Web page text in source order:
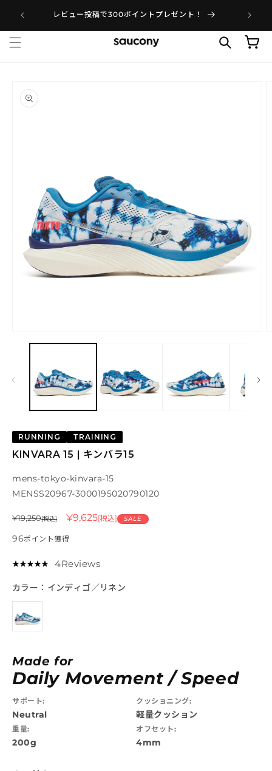
レビュー投稿で300ポイントプレゼント！ メンバ
SAUCONY（サッカニー）
カート
RUNNING TRAINING
KINVARA 15 | キンバラ15
mens-tokyo-kinvara-15
MENSS20967-300SKU:
0195020790120
通常価格
¥19,250[税込] セール価格
¥9,625[税込] SALE
96ポイント獲得
★★★★★
★★★★★ 4Reviews
カラー： インディゴ／リネン
Made for
Daily Movement / Speed
サポート:
Neutral
クッショニング:
軽量クッション
重量:
200g
オフセット:
4mm